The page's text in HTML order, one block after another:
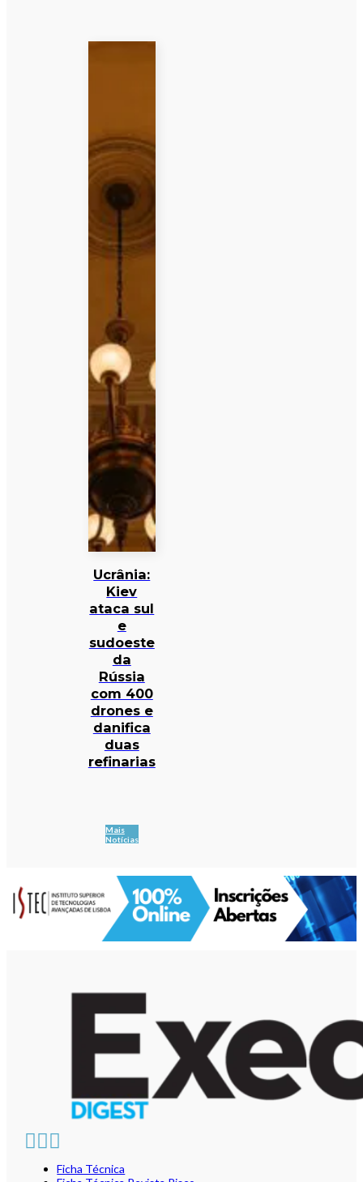
Ucrânia:
Kiev
ataca sul
e
sudoeste
da
Rússia
com 400
drones e
danifica
duas
refinarias
Mais
Notícias
Ficha Técnica